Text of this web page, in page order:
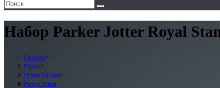
Набор Parker Jotter Royal
Главная>
Parker>
Ручки Parker>
Parker Jotter